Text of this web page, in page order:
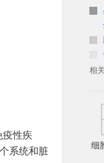
疫性疾
系统和脏
相
细